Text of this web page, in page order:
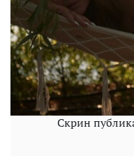
Скрин